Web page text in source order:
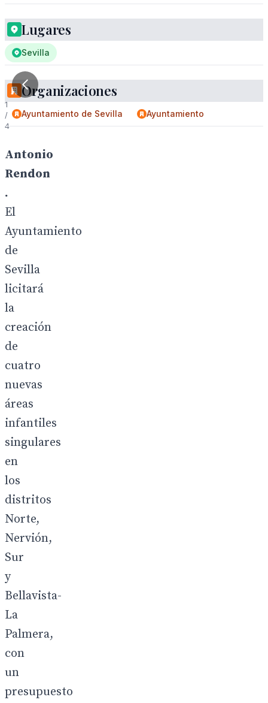
1
/
4
Antonio
Rendon
.
El
Ayuntamiento
de
Sevilla
licitará
la
creación
de
cuatro
nuevas
áreas
infantiles
singulares
en
los
distritos
Norte,
Nervión,
Sur
y
Bellavista-
La
Palmera,
con
un
presupuesto
Lugares
Sevilla
Organizaciones
Ayuntamiento de Sevilla Ayuntamiento